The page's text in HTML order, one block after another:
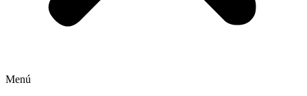
Menú